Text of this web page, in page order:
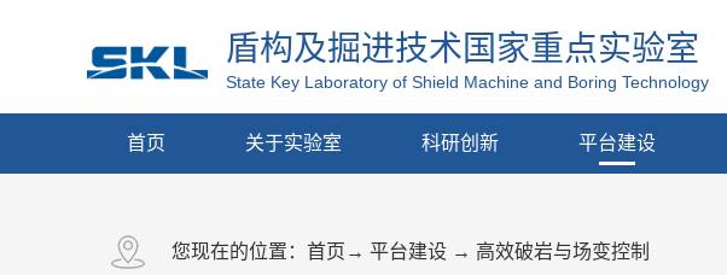
盾构及掘进技术国家重点实验室
State Key Laboratory of Shield Machine and Boring Technology
首页 关于实验室 科研创新 平台建设
您现在的位置： 首页 → 平台建设 → 高效破岩与场变控制